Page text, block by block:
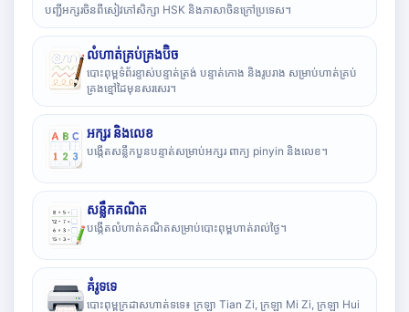
បញ្ជីអក្សរចិនពីសៀវភៅសិក្សា HSK និងភាសាចិនក្រៅប្រទេស។
លំហាត់គ្រប់គ្រងប៊ិច
បោះពុម្ពទំព័រខ្ទាស់បន្ទាត់ត្រង់ បន្ទាត់កោង និងរូបរាង សម្រាប់ហាត់គ្រប់
គ្រងខ្មៅដៃមុនសរសេរ។
អក្សរ និងលេខ
បង្កើតសន្លឹកបួនបន្ទាត់សម្រាប់អក្សរ ពាក្យ pinyin និងលេខ។
សន្លឹកគណិត
បង្កើតលំហាត់គណិតសម្រាប់បោះពុម្ពហាត់រាល់ថ្ងៃ។
គំរូទទេ
បោះពុម្ពក្រដាសហាត់ទទេ៖ ក្រឡា Tian Zi, ក្រឡា Mi Zi, ក្រឡា Hui